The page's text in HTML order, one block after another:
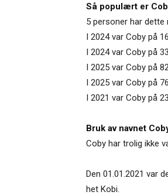
Så populært er
5 personer har dette
I 2024 var Coby på
I 2024 var Coby på
I 2025 var Coby på
I 2025 var Coby på
I 2021 var Coby på
Bruk av navnet
Coby har trolig ikke
Den 01.01.2021 var
het Kobi.